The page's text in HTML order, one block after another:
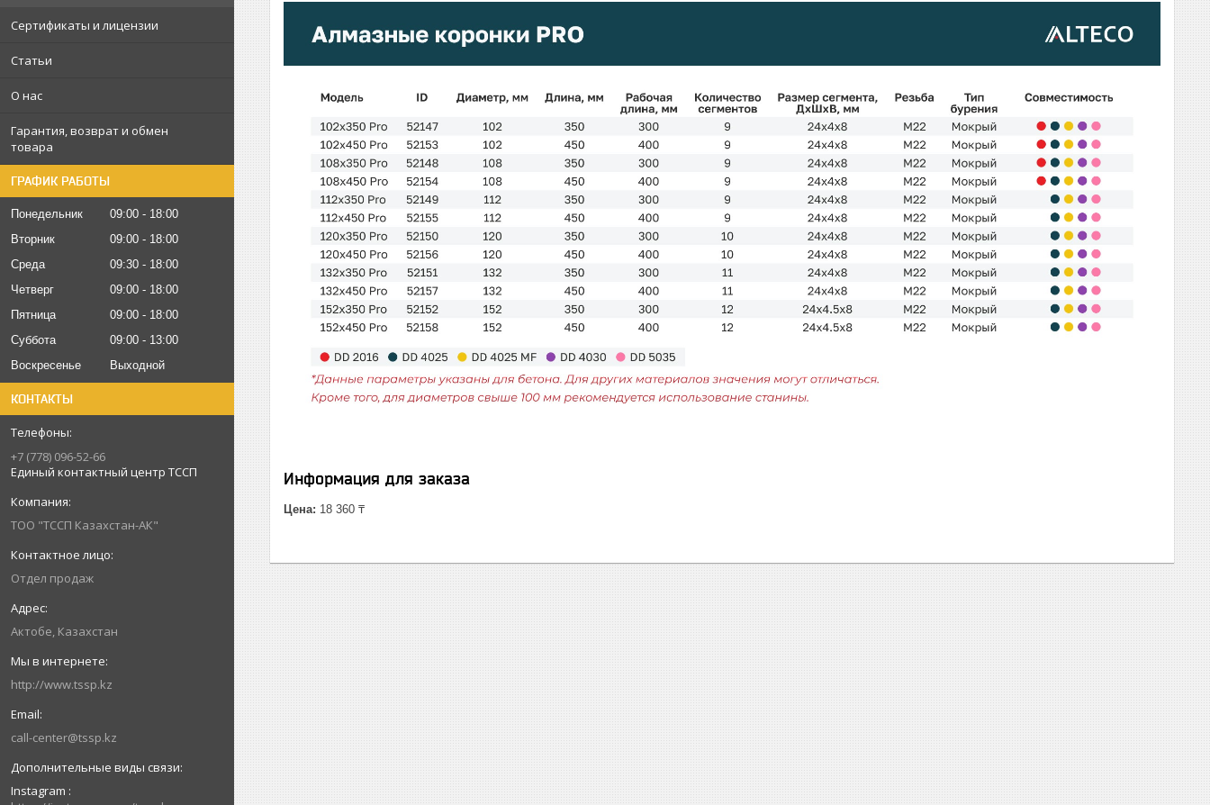
Сертификаты и лицензии
Статьи
О нас
Гарантия, возврат и обмен
товара
ГРАФИК РАБОТЫ
Понедельник 09:00
18:00
Вторник
09:00
18:00
Среда
09:30
18:00
Четверг
09:00
18:00
Пятница
09:00
18:00
Суббота
09:00
13:00
Воскресенье
Выходной
КОНТАКТЫ
+7 (778) 096-52-66
Единый контактный центр ТССП
ТОО "ТССП Казахстан-АК"
Отдел продаж
Актобе, Казахстан
http://www.tssp.kz
call-center@tssp.kz
Instagram
Информация для заказа
Цена: 18 360 ₸